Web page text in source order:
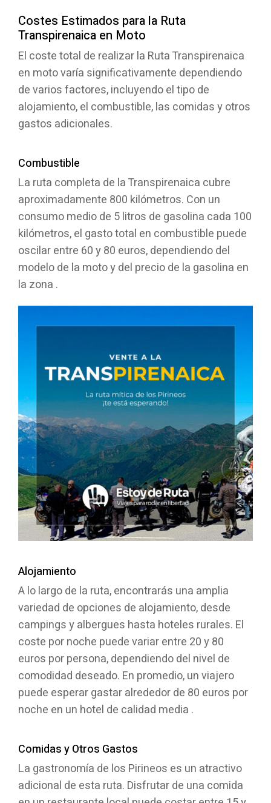
Costes Estimados para la Ruta
Transpirenaica en Moto
El coste total de realizar la Ruta Transpirenaica
en moto varía significativamente dependiendo
de varios factores, incluyendo el tipo de
alojamiento, el combustible, las comidas y otros
gastos adicionales.
Combustible
La ruta completa de la Transpirenaica cubre
aproximadamente 800 kilómetros. Con un
consumo medio de 5 litros de gasolina cada 100
kilómetros, el gasto total en combustible puede
oscilar entre 60 y 80 euros, dependiendo del
modelo de la moto y del precio de la gasolina en
la zona .
Alojamiento
A lo largo de la ruta, encontrarás una amplia
variedad de opciones de alojamiento, desde
campings y albergues hasta hoteles rurales. El
coste por noche puede variar entre 20 y 80
euros por persona, dependiendo del nivel de
comodidad deseado. En promedio, un viajero
puede esperar gastar alrededor de 80 euros por
noche en un hotel de calidad media .
Comidas y Otros Gastos
La gastronomía de los Pirineos es un atractivo
adicional de esta ruta. Disfrutar de una comida